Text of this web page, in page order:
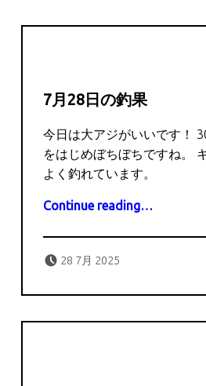
7月28日の釣果
今日は大アジがいいです！
をはじめぼちぼちですね。
よく釣れています。
Continue reading“7月28日の釣果”
…
28 7月 2025